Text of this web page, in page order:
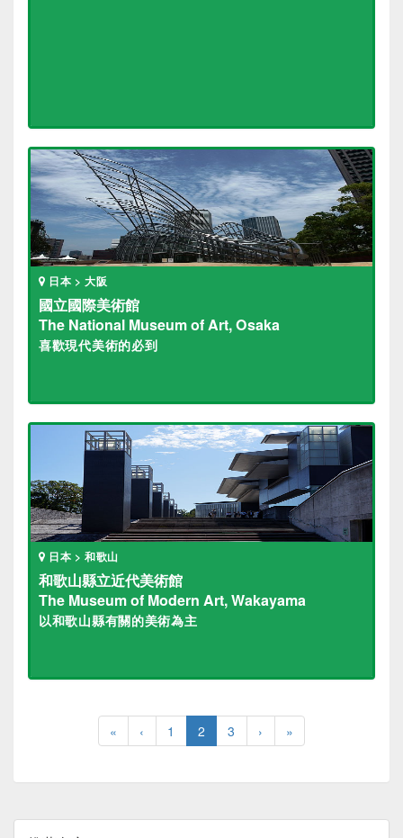
日本 > 大阪
國立國際美術館
The National Museum of Art, Osaka
喜歡現代美術的必到
日本 > 和歌山
和歌山縣立近代美術館
The Museum of Modern Art, Wakayama
以和歌山縣有關的美術為主
« ‹ 1 2 3 › »